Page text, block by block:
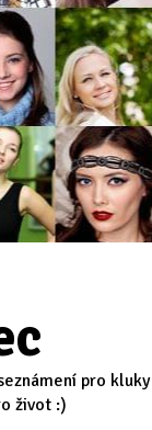
pro
život :)